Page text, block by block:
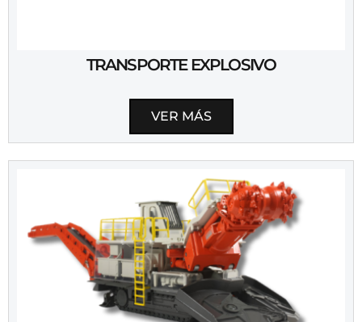
TRANSPORTE EXPLOSIVO
VER MÁS